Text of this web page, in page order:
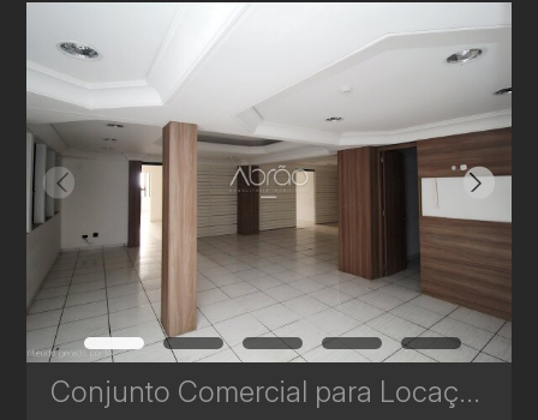
Maior Área
Recentes
Conjunto Comercial para Locação no Centro de Curitiba - Rua Ébano Pereira - 213 m² | Ref. 1823